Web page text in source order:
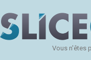
Vous n'êtes